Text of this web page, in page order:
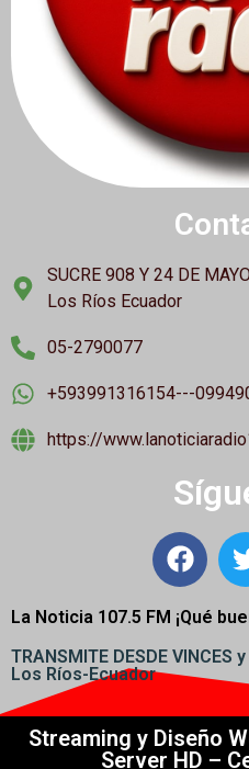
SUCRE 908 Y 24 DE MAYO
Los Ríos Ecuador
05-2790077
+593991316154---
https://
La Noticia 107.5 FM ¡Qué
TRANSMITE DESDE VINCES
Los Ríos-Ecuador
Streaming y Diseño
Server HD –